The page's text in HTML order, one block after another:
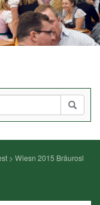
> Wiesn 2015 Bräurosl